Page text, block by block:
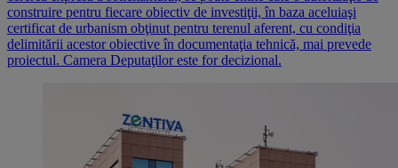
construire pentru fiecare obiectiv de investiţii, în baza aceluiaşi
certificat de urbanism obţinut pentru terenul aferent, cu condiţia
delimitării acestor obiective în documentaţia tehnică, mai prevede
proiectul. Camera Deputaţilor este for decizional.